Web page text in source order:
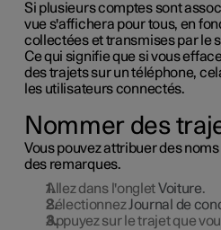
Si plusieurs comptes sont
vue s'affichera pour tous, en
collectées et transmises par le
Ce qui signifie que si vous
des trajets sur un téléphone,
les utilisateurs connectés.
Nommer des
Vous pouvez attribuer des
des remarques.
Allez dans l'ongletVoiture.
SélectionnezJournal de
Appuyez sur le trajet que